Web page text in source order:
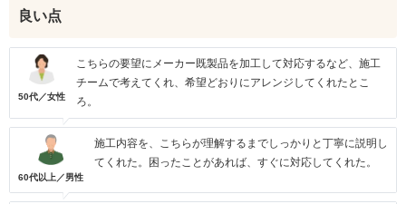
良い点
50代／女性
こちらの要望にメーカー既製品を加工して対応するなど、施工
チームで考えてくれ、希望どおりにアレンジしてくれたとこ
ろ。
60代以上／男性
施工内容を、こちらが理解するまでしっかりと丁寧に説明し
てくれた。困ったことがあれば、すぐに対応してくれた。